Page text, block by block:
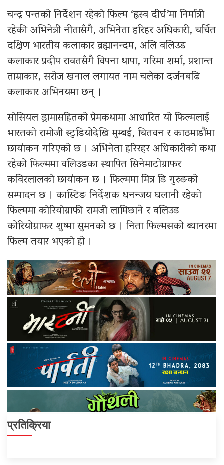
चन्द्र पन्तको निर्देशन रहेको फिल्म ‘ह्रस्व दीर्घ’मा निर्मात्री
रहेकी अभिनेत्री नीतासँगै, अभिनेता हरिहर अधिकारी, चर्चित
दक्षिण भारतीय कलाकार व्रह्मानन्दम, अलि वलिउड
कलाकार प्रदीप रावतसँगै विपना थापा, गरिमा शर्मा, प्रशान्त
ताम्राकार, सरोज खनाल लगायत नाम चलेका दर्जनबढि
कलाकार अभिनयमा छन् ।
सोसियल ड्रामासहितको प्रेमकथामा आधारित यो फिल्मलाई
भारतको रामोजी स्टुडियोदेखि मुम्बई, चितवन र काठमाडौंमा
छायांकन गरिएको छ । अभिनेता हरिरहर अधिकारीको कथा
रहेको फिल्ममा वलिउडका स्थापित सिनेमाटोग्राफर
कविरलालको छायांकन छ । फिल्ममा मित्र डि गुरुङको
सम्पादन छ । कास्टिङ निर्देशक धनन्जय घलानी रहेको
फिल्ममा कोरियोग्राफी रामजी लामिछाने र वलिउड
कोरियोग्राफर शुष्मा सुमनको छ । निता फिल्मसको ब्यानरमा
फिल्म तयार भएको हो ।
प्रतिक्रिया